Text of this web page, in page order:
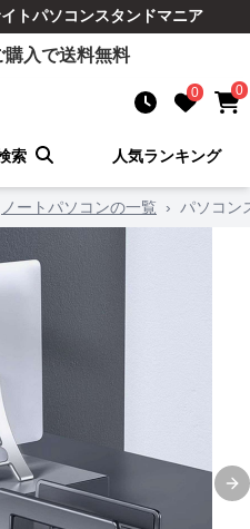
トパソコンスタンドマニア
購入で送料無料
0 0
索 人気ランキング
ノートパソコンの一覧 › パソコン